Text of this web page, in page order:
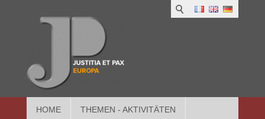
HOME THEMEN - AKTIVITÄTEN
in